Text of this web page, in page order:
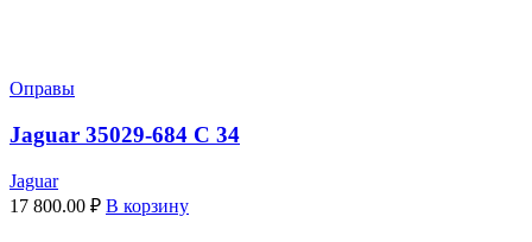
Оправы
Jaguar 35029-684 C 34
Jaguar
17 800.00 ₽ В корзину